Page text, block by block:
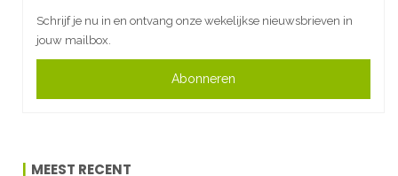
Schrijf je nu in en ontvang onze wekelijkse nieuwsbrieven in
jouw mailbox.
Abonneren
MEEST RECENT